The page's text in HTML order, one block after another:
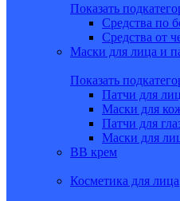
Показать
Средства по
Средства от
Маски для лица и
Показать
Патчи для
Маски для
Патчи для
Маски для
BB крем
Косметика для лица